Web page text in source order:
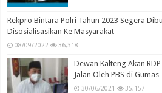
Rekpro Bintara Polri Tahun 2023 Segera
Disosialisasikan Ke Masyarakat
08/09/2022 36,318
Dewan Kalteng Akan
Jalan Oleh PBS di Gumas
30/06/2021 35,157